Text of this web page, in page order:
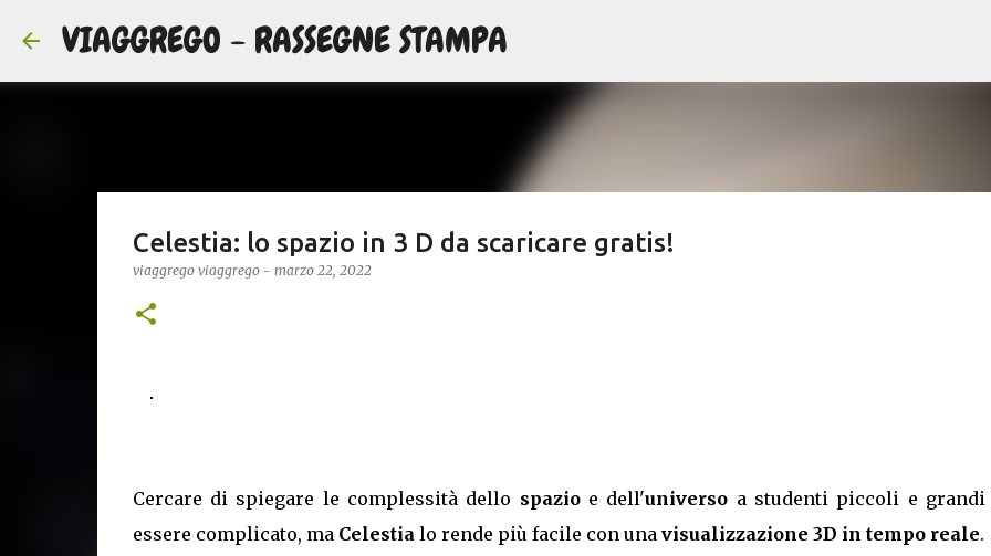
VIAGGREGO - RASSEGNE STAMPA
Celestia: lo spazio in 3 D da scaricare gratis!
viaggrego viaggrego - marzo 22, 2022
Cercare di spiegare le complessità dello spazio e dell'universo a studenti piccoli e grandi
essere complicato, ma Celestia lo rende più facile con una visualizzazione 3D in tempo reale.